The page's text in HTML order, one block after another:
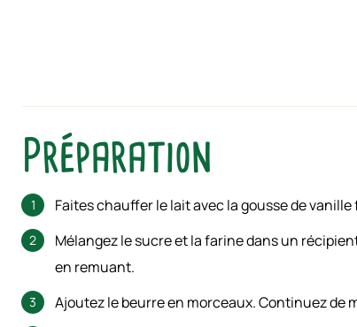
Préparation
Faites chauffer le lait avec la gousse de
Mélangez le sucre et la farine dans un
en remuant.
Ajoutez le beurre en morceaux. Continuez de